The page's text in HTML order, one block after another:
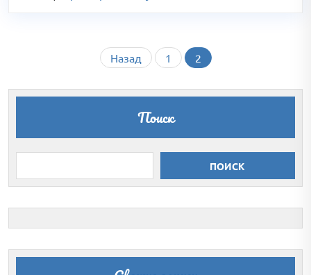
Пагинация
записей
Назад 1 2
Поиск
ПОИСК